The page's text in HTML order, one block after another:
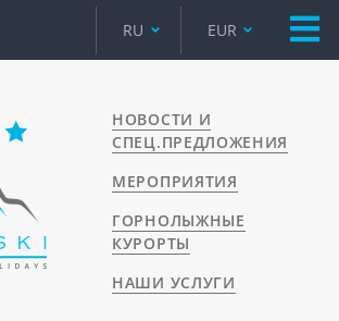
RU EUR
НОВОСТИ И
СПЕЦ.ПРЕДЛОЖЕНИЯ
МЕРОПРИЯТИЯ
ГОРНОЛЫЖНЫЕ
КУРОРТЫ
НАШИ УСЛУГИ